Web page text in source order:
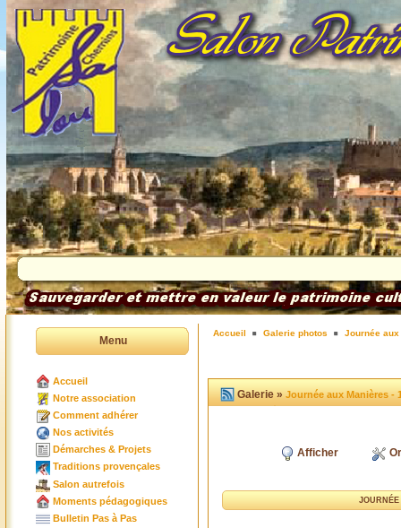
Menu
Accueil
Notre association
Comment adhérer
Nos activités
Démarches & Projets
Traditions provençales
Salon autrefois
Moments pédagogiques
Bulletin Pas à Pas
Accueil Galerie photos Journée aux
Galerie »Journée aux Manières -
Afficher